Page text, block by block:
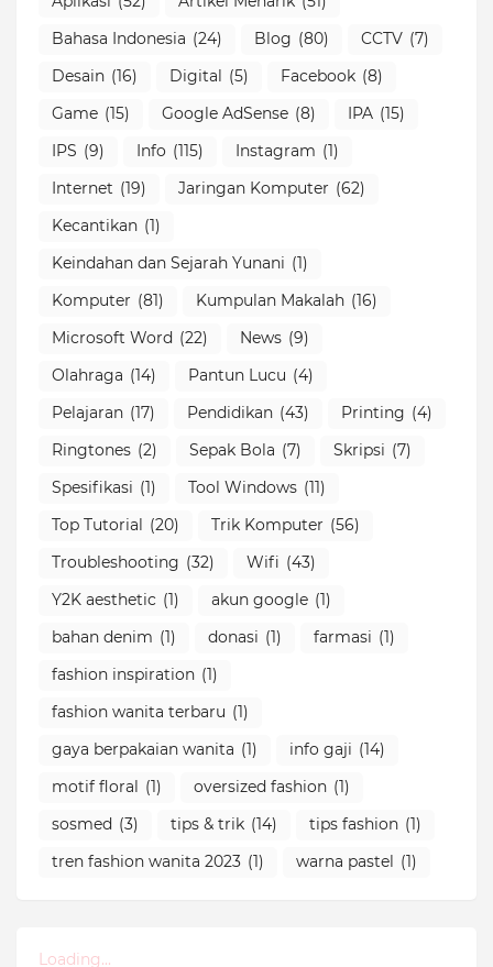
Bahasa Indonesia (24) Blog (80) CCTV (7)
Desain (16) Digital (5) Facebook (8)
Game (15) Google AdSense (8) IPA (15)
IPS (9) Info (115) Instagram (1)
Internet (19) Jaringan Komputer (62)
Kecantikan (1)
Keindahan dan Sejarah Yunani (1)
Komputer (81) Kumpulan Makalah (16)
Microsoft Word (22) News (9)
Olahraga (14) Pantun Lucu (4)
Pelajaran (17) Pendidikan (43) Printing (4)
Ringtones (2) Sepak Bola (7) Skripsi (7)
Spesifikasi (1) Tool Windows (11)
Top Tutorial
(20) Trik Komputer (56)
Troubleshooting (32) Wifi (43)
Y2K aesthetic (1) akun google (1)
bahan denim (1) donasi (1) farmasi (1)
fashion inspiration (1)
fashion wanita terbaru (1)
gaya berpakaian wanita (1) info gaji (14)
motif floral
(1) oversized fashion (1)
sosmed (3) tips & trik (14) tips fashion (1)
tren fashion wanita 2023 (1) warna pastel (1)
Loading...